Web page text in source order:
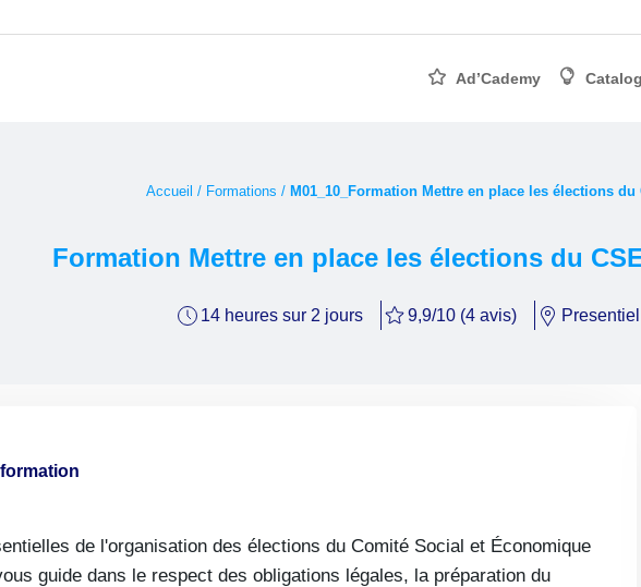
Ad’Cademy
Accueil / Formations / M01_10_Formation Mettre en place les élections du
Formation Mettre en place les élections du
14 heures sur 2 jours 9,9/10 (4 avis) Presentiel
de l'organisation des élections du Comité Social et Économique
guide dans le respect des obligations légales, la préparation du